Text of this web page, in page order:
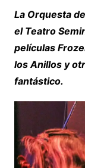
La Orquesta
el Teatro
películas
los Anillos y
fantástico.